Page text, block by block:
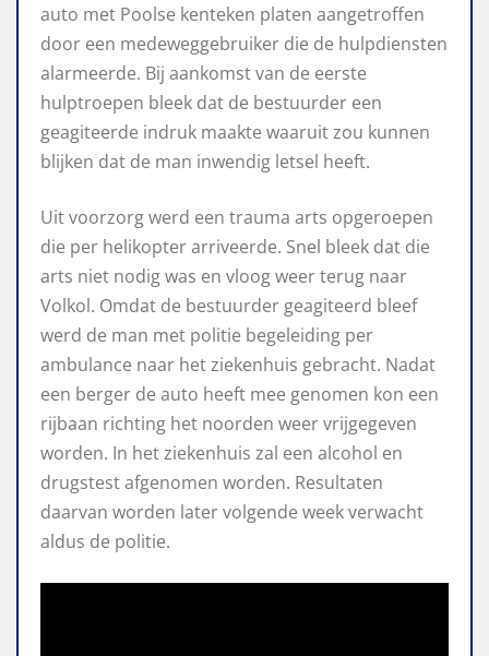
auto met Poolse kenteken platen aangetroffen
door een medeweggebruiker die de hulpdiensten
alarmeerde. Bij aankomst van de eerste
hulptroepen bleek dat de bestuurder een
geagiteerde indruk maakte waaruit zou kunnen
blijken dat de man inwendig letsel heeft.
Uit voorzorg werd een trauma arts opgeroepen
die per helikopter arriveerde. Snel bleek dat die
arts niet nodig was en vloog weer terug naar
Volkol. Omdat de bestuurder geagiteerd bleef
werd de man met politie begeleiding per
ambulance naar het ziekenhuis gebracht. Nadat
een berger de auto heeft mee genomen kon een
rijbaan richting het noorden weer vrijgegeven
worden. In het ziekenhuis zal een alcohol en
drugstest afgenomen worden. Resultaten
daarvan worden later volgende week verwacht
aldus de politie.